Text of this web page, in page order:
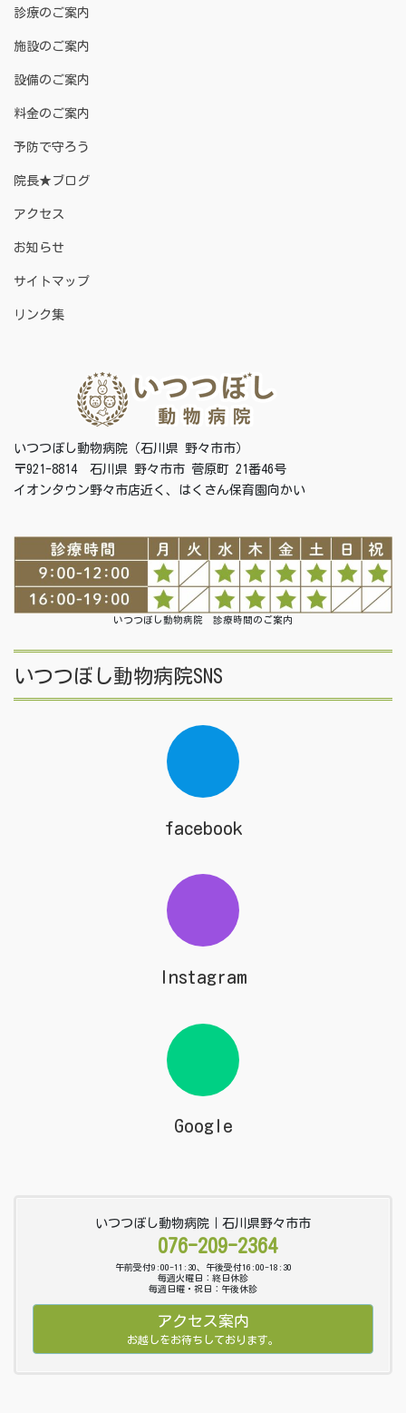
診療のご案内
施設のご案内
設備のご案内
料金のご案内
予防で守ろう
院長★ブログ
アクセス
お知らせ
サイトマップ
リンク集
いつつぼし動物病院（石川県 野々市市）
〒921-8814 石川県 野々市市 菅原町 21番46号
イオンタウン野々市店近く、はくさん保育園向かい
いつつぼし動物病院 診療時間のご案内
いつつぼし動物病院SNS
facebook
Instagram
Google
いつつぼし動物病院｜石川県野々市市
076-209-2364
午前受付9:00-11:30、午後受付16:00-18:30
毎週火曜日：終日休診
毎週日曜・祝日：午後休診
アクセス案内
お越しをお待ちしております。